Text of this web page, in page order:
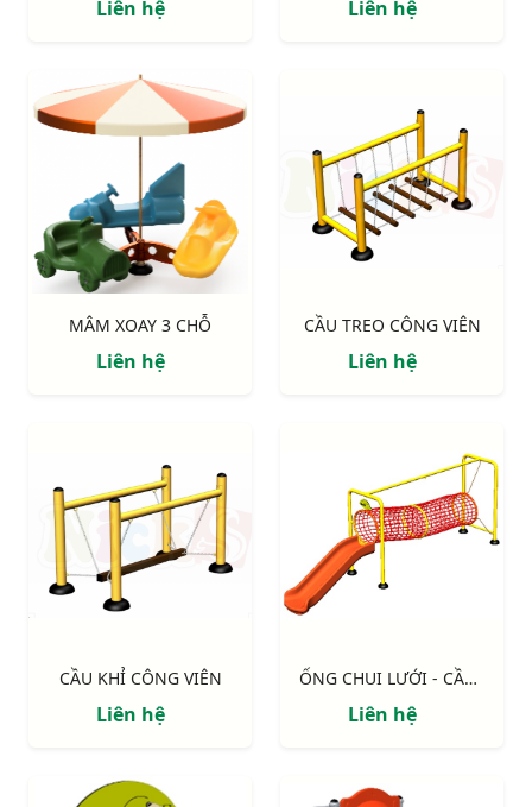
Liên hệ Liên hệ
MÂM XOAY 3 CHỖ
Liên hệ
CẦU TREO CÔNG VIÊN
Liên hệ
CẦU KHỈ CÔNG VIÊN
Liên hệ
ỐNG CHUI LƯỚI - CẦU TRƯỢT NIK7001
Liên hệ